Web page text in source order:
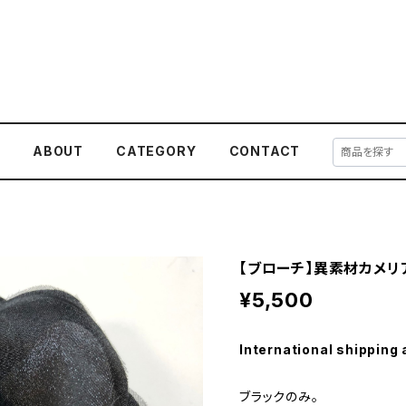
ABOUT CATEGORY CONTACT
【ブローチ】異素材カメリ
¥5,500
International shipping
ブラックのみ。